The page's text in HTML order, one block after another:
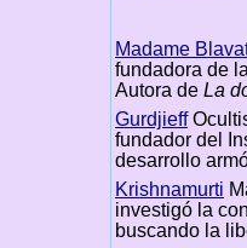
Madame
fundadora de
Autora de La
Gurdjieff
fundador del
desarrollo
Krishnamurti
investigó la
buscando la